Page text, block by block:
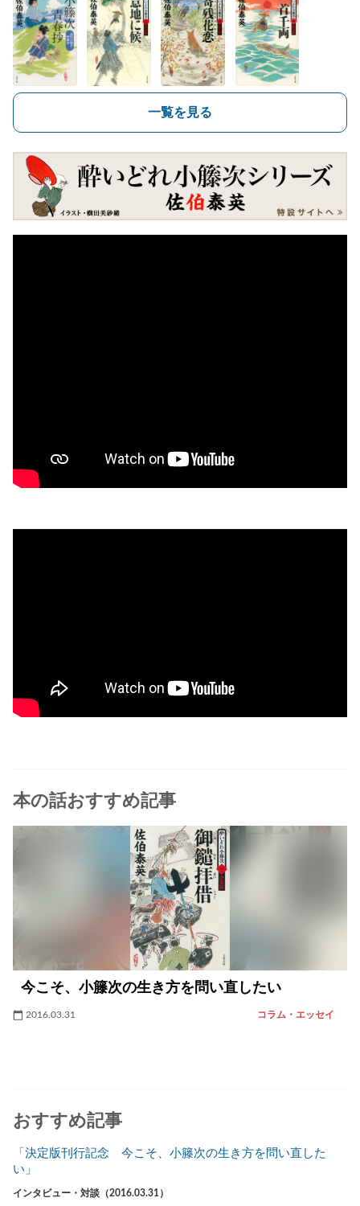
一覧を見る
本の話おすすめ記事
今こそ、小籐次の生き方を問い直したい
2016.03.31 コラム・エッセイ
おすすめ記事
「決定版刊行記念 今こそ、小籐次の生き方を問い直した
い」
インタビュー・対談（2016.03.31）